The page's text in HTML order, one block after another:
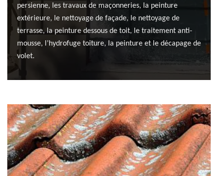
persienne, les travaux de maçonneries, la peinture
extérieure, le nettoyage de façade, le nettoyage de
terrasse, la peinture dessous de toit, le traitement anti-
mousse, l’hydrofuge toiture, la peinture et le décapage de
volet.